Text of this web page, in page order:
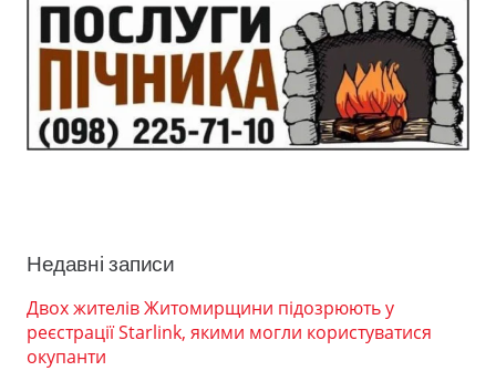
Недавні записи
Двох жителів Житомирщини підозрюють у
реєстрації Starlink, якими могли користуватися
окупанти